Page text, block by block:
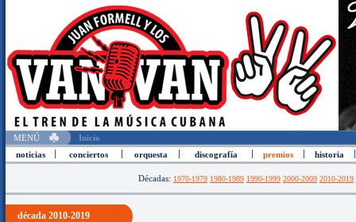
MENÚ
Inicio
noticias
conciertos orquesta discografía premios historia
Décadas: 1970-1979 1980-1989 1990-1999 2000-2009 2010-2019
década 2010-2019